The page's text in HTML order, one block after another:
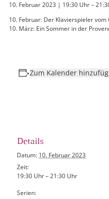
10. Februar 2023 | 19:30 Uhr–
10. Februar: Der Klavierspieler
10. März: Ein Sommer in der
Zum Kalender
Details
Datum: 10. Februar 2023
Zeit:
19:30 Uhr – 21:30 Uhr
Serien: